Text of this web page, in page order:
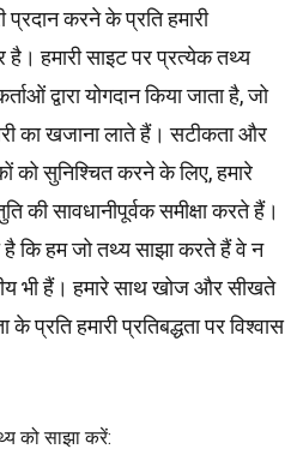
करने के प्रति हमारी
है। हमारी साइट पर प्रत्येक तथ्य
द्वारा योगदान किया जाता है, जो
का खजाना लाते हैं। सटीकता और
को सुनिश्चित करने के लिए, हमारे
की सावधानीपूर्वक समीक्षा करते हैं।
है कि हम जो तथ्य साझा करते हैं वे न
भी हैं। हमारे साथ खोज और सीखते
प्रति हमारी प्रतिबद्धता पर विश्वास
को साझा करें: